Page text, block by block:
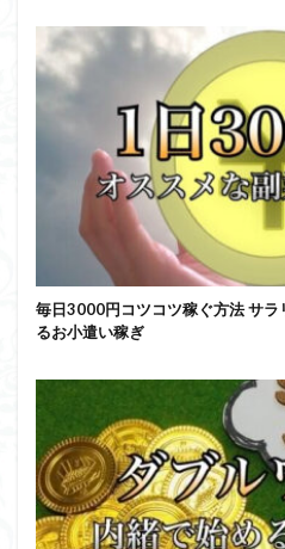
毎日3000円コツコツ稼ぐ方法 サ
るお小遣い稼ぎ